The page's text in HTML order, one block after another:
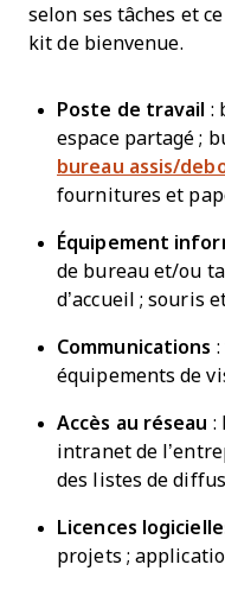
selon ses tâches et
kit de bienvenue.
Poste de travail :
espace partagé ;
bureau assis/
fournitures et
Équipement
de bureau et/ou
d’accueil ; souris
Communications
équipements de
Accès au réseau :
intranet de
des listes de
Licences
projets ;